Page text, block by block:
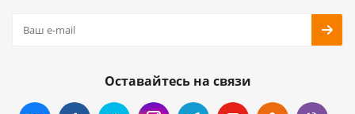
Оставайтесь на связи